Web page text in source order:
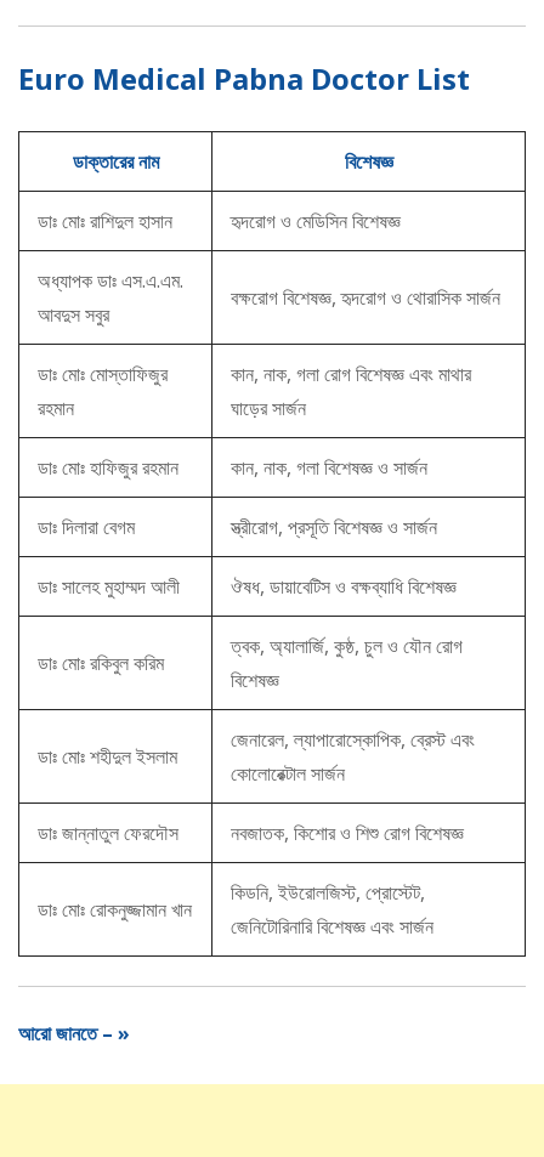
Euro Medical Pabna Doctor List
ডাক্তারের নাম বিশেষজ্ঞ
ডাঃ মোঃ রাশিদুল হাসান হৃদরোগ ও মেডিসিন বিশেষজ্ঞ
অধ্যাপক ডাঃ এস.এ.এম.
আবদুস সবুর
বক্ষরোগ বিশেষজ্ঞ, হৃদরোগ ও থোরাসিক সার্জন
ডাঃ মোঃ মোস্তাফিজুর
রহমান
কান, নাক, গলা রোগ বিশেষজ্ঞ এবং মাথার
ঘাড়ের সার্জন
ডাঃ মোঃ হাফিজুর রহমান কান, নাক, গলা বিশেষজ্ঞ ও সার্জন
ডাঃ দিলারা বেগম স্ত্রীরোগ, প্রসূতি বিশেষজ্ঞ ও সার্জন
ডাঃ সালেহ মুহাম্মদ আলী ঔষধ, ডায়াবেটিস ও বক্ষব্যাধি বিশেষজ্ঞ
ডাঃ মোঃ রকিবুল করিম
ত্বক, অ্যালার্জি, কুষ্ঠ, চুল ও যৌন রোগ
বিশেষজ্ঞ
ডাঃ মোঃ শহীদুল ইসলাম
জেনারেল, ল্যাপারোস্কোপিক, ব্রেস্ট এবং
কোলোরেক্টাল সার্জন
ডাঃ জান্নাতুল ফেরদৌস নবজাতক, কিশোর ও শিশু রোগ বিশেষজ্ঞ
ডাঃ মোঃ রোকনুজ্জামান খান
কিডনি, ইউরোলজিস্ট, প্রোস্টেট,
জেনিটোরিনারি বিশেষজ্ঞ এবং সার্জন
আরো জানতে – »